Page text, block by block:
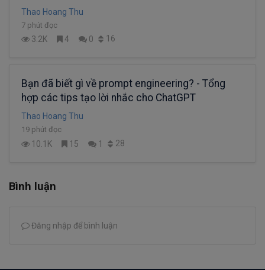
sự "ảo tưởng" của các LLM
Thao Hoang Thu
7 phút đọc
3.2K 4 0 16
Bạn đã biết gì về prompt engineering? - Tổng
hợp các tips tạo lời nhắc cho ChatGPT
Thao Hoang Thu
19 phút đọc
10.1K 15 1 28
Bình luận
Đăng nhập để bình luận